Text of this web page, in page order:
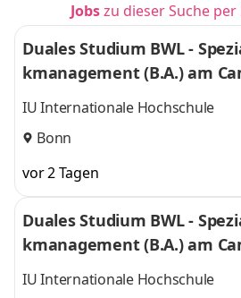
Jobszu dieser Suche
Duales Studium BWL -
kmanagement (B.A.) am
l
IU Internationale Hochschule
Bonn
vor 2 Tagen
Duales Studium BWL -
kmanagement (B.A.) am
l
IU Internationale Hochschule